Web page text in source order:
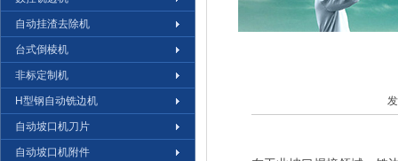
自动挂渣去除机
台式倒棱机
非标定制机
H型钢自动铣边机
自动坡口机刀片
自动坡口机附件